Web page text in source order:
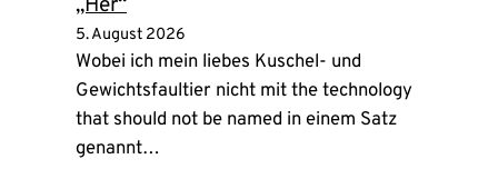
„Her“
5. August 2026
Wobei ich mein liebes Kuschel- und
Gewichtsfaultier nicht mit the technology
that should not be named in einem Satz
genannt…